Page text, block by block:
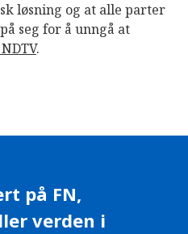
løsning og at alle parter
seg for å unngå at
.
på FN,
verden i